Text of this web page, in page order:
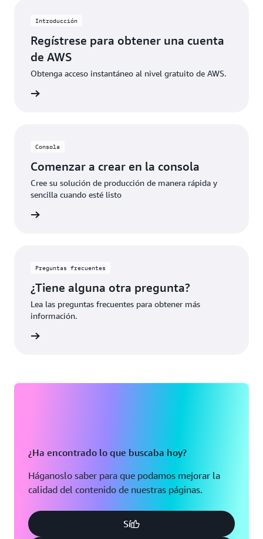
límites de uso gratuito o acceden a características no
automáticamente para cubrir los costos adicionales.
Introducción
Regístrese para obtener una cuenta
de AWS
Obtenga acceso instantáneo al nivel gratuito de AWS.
Consola
Comenzar a crear en la consola
Cree su solución de producción de manera rápida y
sencilla cuando esté listo
Preguntas frecuentes
¿Tiene alguna otra pregunta?
Lea las preguntas frecuentes para obtener más
información.
¿Ha encontrado lo que buscaba hoy?
Háganoslo saber para que podamos mejorar la
calidad del contenido de nuestras páginas.
Sí